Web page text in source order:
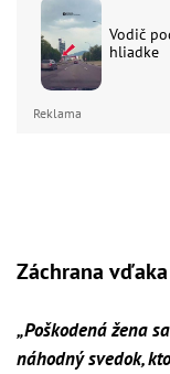
Vodič
hliadke
Reklama
Záchrana
„Poškodená žena
náhodný svedok,